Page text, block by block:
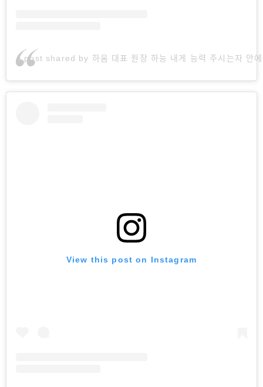
A post shared by 하움 대표 원장 하능 내게 능력 주시는자 안
View this post on Instagram